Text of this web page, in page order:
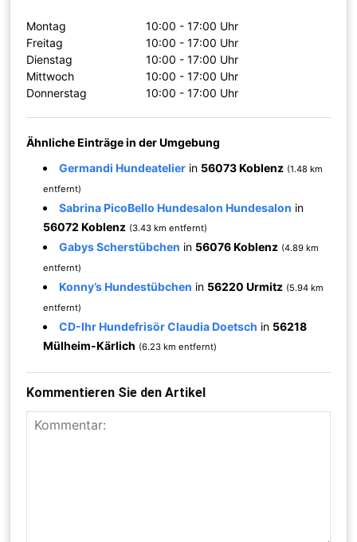
Montag
10:00 - 17:00 Uhr
Freitag
10:00 - 17:00 Uhr
Dienstag
10:00 - 17:00 Uhr
Mittwoch
10:00 - 17:00 Uhr
Donnerstag
10:00 - 17:00 Uhr
Ähnliche Einträge in der Umgebung
Germandi Hundeatelier in 56073 Koblenz (1.48 km
entfernt)
Sabrina PicoBello Hundesalon Hundesalon in
56072 Koblenz (3.43 km entfernt)
Gabys Scherstübchen in 56076 Koblenz (4.89 km
entfernt)
Konny’s Hundestübchen in 56220 Urmitz (5.94 km
entfernt)
CD-Ihr Hundefrisör Claudia Doetsch in 56218
Mülheim-Kärlich (6.23 km entfernt)
Kommentieren Sie den Artikel